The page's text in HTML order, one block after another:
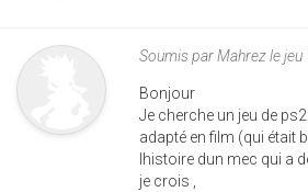
Soumis parMahrezle
Bonjour
Je cherche un jeu de
adapté en film (qui était
lhistoire dun mec qui a
je crois ,